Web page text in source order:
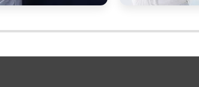
forem notados.